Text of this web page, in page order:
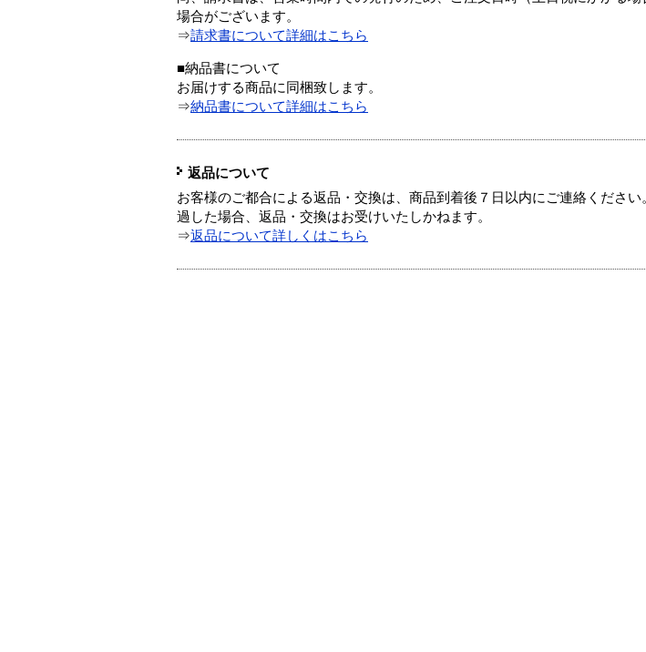
場合がございます。
⇒請求書について詳細はこちら
■納品書について
お届けする商品に同梱致します。
⇒納品書について詳細はこちら
返品について
お客様のご都合による返品・交換は、商品到着後７日以内にご連絡くださ
過した場合、返品・交換はお受けいたしかねます。
⇒返品について詳しくはこちら